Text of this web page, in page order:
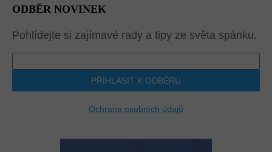
ODBĚR NOVINEK
Pohlídejte si zajímavé rady a tipy ze světa spánku.
PŘIHLÁSIT K ODBĚRU
Ochrana osobních údajů